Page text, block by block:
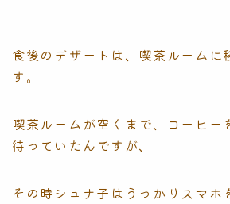
食後のデザートは、喫茶ルームに
す。
喫茶ルームが空くまで、コーヒー
待っていたんですが、
その時シュナ子はうっかりスマホ